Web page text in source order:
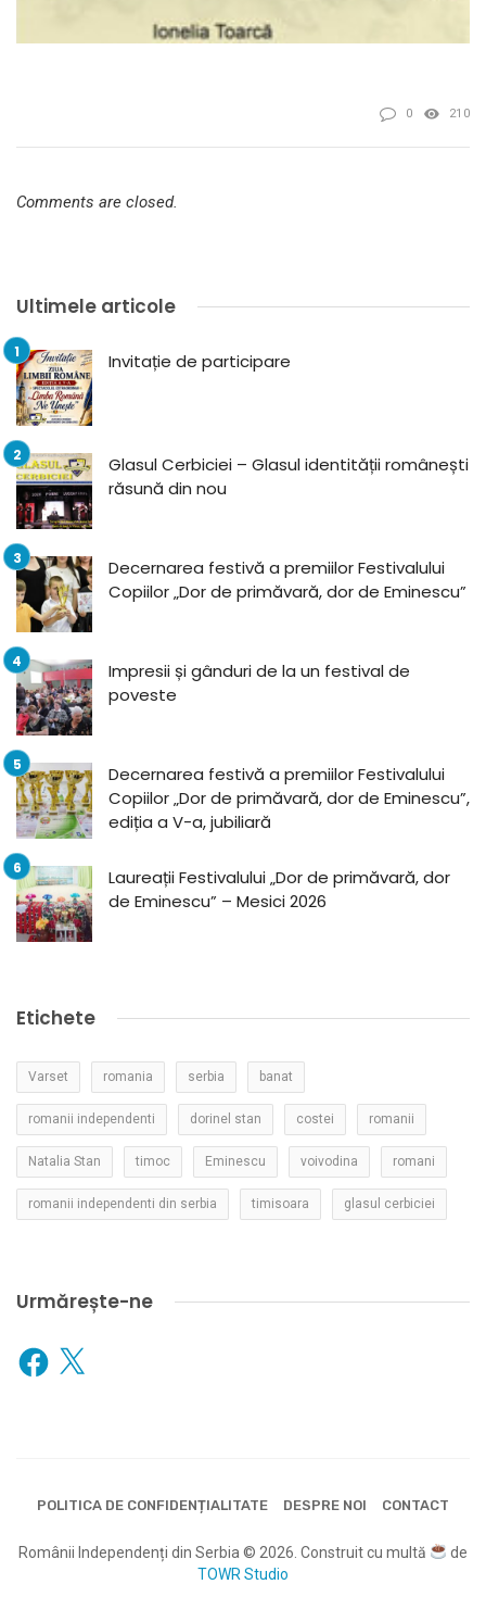
0 210
Comments are closed.
Ultimele articole
Invitație de participare
Glasul Cerbiciei – Glasul identității românești
răsună din nou
Decernarea festivă a premiilor Festivalului
Copiilor „Dor de primăvară, dor de Eminescu”
Impresii și gânduri de la un festival de
poveste
Decernarea festivă a premiilor Festivalului
Copiilor „Dor de primăvară, dor de Eminescu”,
ediția a V-a, jubiliară
Laureații Festivalului „Dor de primăvară, dor
de Eminescu” – Mesici 2026
Etichete
Varset romania serbia banat
romanii independenti dorinel stan costei romanii
Natalia Stan timoc Eminescu voivodina romani
romanii independenti din serbia timisoara glasul cerbiciei
Urmărește-ne
Facebook
X
POLITICA DE CONFIDENȚIALITATE DESPRE NOI CONTACT
Românii Independenți din Serbia © 2026. Construit cu multă
de
TOWR Studio